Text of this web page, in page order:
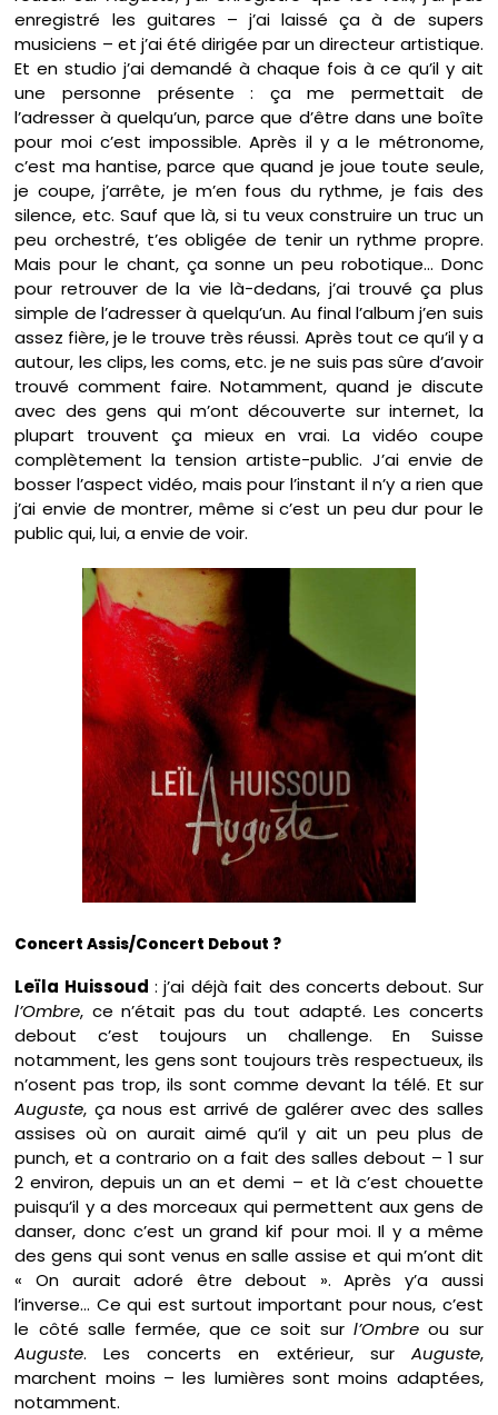
enregistré les guitares – j’ai laissé ça à de supers
musiciens – et j’ai été dirigée par un directeur artistique.
Et en studio j’ai demandé à chaque fois à ce qu’il y ait
une personne présente : ça me permettait de
l’adresser à quelqu’un, parce que d’être dans une boîte
pour moi c’est impossible. Après il y a le métronome,
c’est ma hantise, parce que quand je joue toute seule,
je coupe, j’arrête, je m’en fous du rythme, je fais des
silence, etc. Sauf que là, si tu veux construire un truc un
peu orchestré, t’es obligée de tenir un rythme propre.
Mais pour le chant, ça sonne un peu robotique… Donc
pour retrouver de la vie là-dedans, j’ai trouvé ça plus
simple de l’adresser à quelqu’un. Au final l’album j’en suis
assez fière, je le trouve très réussi. Après tout ce qu’il y a
autour, les clips, les coms, etc. je ne suis pas sûre d’avoir
trouvé comment faire. Notamment, quand je discute
avec des gens qui m’ont découverte sur internet, la
plupart trouvent ça mieux en vrai. La vidéo coupe
complètement la tension artiste-public. J’ai envie de
bosser l’aspect vidéo, mais pour l’instant il n’y a rien que
j’ai envie de montrer, même si c’est un peu dur pour le
public qui, lui, a envie de voir.
Concert Assis/Concert Debout ?
Leïla Huissoud : j’ai déjà fait des concerts debout. Sur
l’Ombre, ce n’était pas du tout adapté. Les concerts
debout c’est toujours un challenge. En Suisse
notamment, les gens sont toujours très respectueux, ils
n’osent pas trop, ils sont comme devant la télé. Et sur
Auguste, ça nous est arrivé de galérer avec des salles
assises où on aurait aimé qu’il y ait un peu plus de
punch, et a contrario on a fait des salles debout – 1 sur
2 environ, depuis un an et demi – et là c’est chouette
puisqu’il y a des morceaux qui permettent aux gens de
danser, donc c’est un grand kif pour moi. Il y a même
des gens qui sont venus en salle assise et qui m’ont dit
« On aurait adoré être debout ». Après y’a aussi
l’inverse… Ce qui est surtout important pour nous, c’est
le côté salle fermée, que ce soit surl’Ombre ou sur
Auguste. Les concerts en extérieur, sur Auguste,
marchent moins – les lumières sont moins adaptées,
notamment.